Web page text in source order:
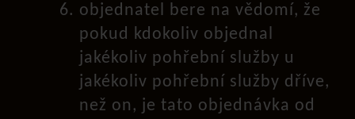
objednatel bere na vědomí, že
pokud kdokoliv objednal
jakékoliv pohřební služby u
jakékoliv pohřební služby dříve,
než on, je tato objednávka od